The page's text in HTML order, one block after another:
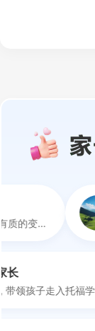
托福能力预
非常感谢老师们的指导和帮助, 带领孩子走入托福学习，更打开了他看世界的一扇窗! 咱们学而思国际的每一位老师都是专业又有爱心, 而且都很有人格魅力! 孩子这段时间不仅语言能力提升了，也受到很大的感染和鼓舞! 再次感谢老师们!